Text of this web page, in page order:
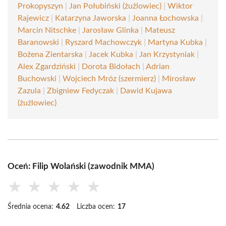
Prokopyszyn Jan Połubiński (żużlowiec)
Wiktor
Rajewicz
Katarzyna Jaworska Joanna Łochowska
Marcin Nitschke
Jarosław Glinka
Mateusz
Baranowski
Ryszard Machowczyk Martyna Kubka
Bożena Zientarska
Jacek Kubka Jan Krzystyniak
Alex Zgardziński
Dorota Bidołach
Adrian
Buchowski
Wojciech Mróz (szermierz)
Mirosław
Zazula
Zbigniew Fedyczak
Dawid Kujawa
(żużlowiec)
Oceń: Filip Wolański (zawodnik MMA)
★ ★ ★ ★ ★
Średnia ocena: 4.62 Liczba ocen: 17